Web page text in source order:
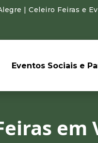
| Celeiro Feiras e
Eventos Sociais e
em